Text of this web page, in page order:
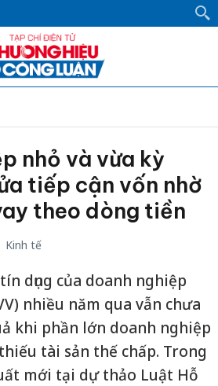
nhỏ và vừa kỳ
tiếp cận vốn nhờ
theo dòng tiền
Kinh tế
dụng của doanh nghiệp
nhiều năm qua vẫn chưa
khi phần lớn doanh nghiệp
tài sản thế chấp. Trong
mới tại dự thảo Luật Hỗ